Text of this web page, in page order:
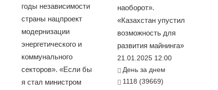
годы независимости
страны нацпроект
модернизации
энергетического и
коммунального
секторов». «Если бы
я стал министром
наоборот».
«Казахстан упустил
возможность для
развития майнинга»
21.01.2025 12:00
День за днем
1118 (39669)